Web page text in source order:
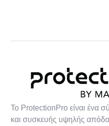
Το ProtectionPro είναι ένα
και συσκευής υψηλής